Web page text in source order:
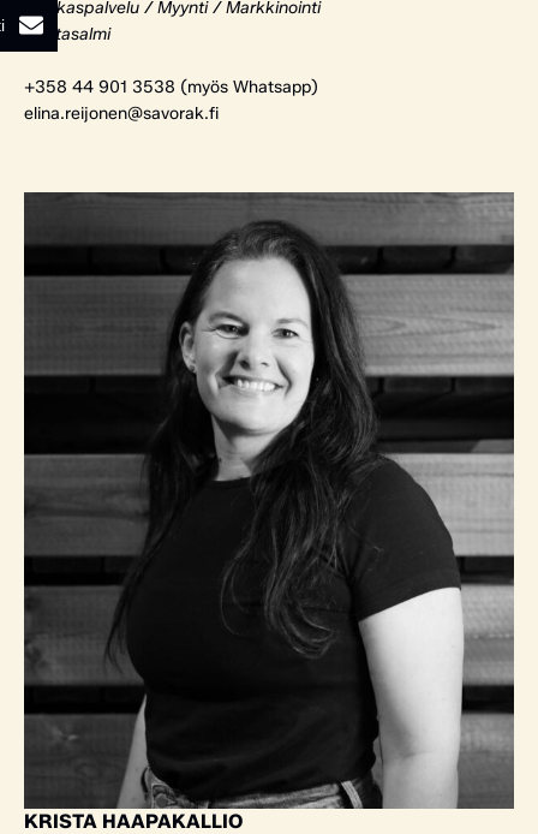
Asiakaspalvelu / Myynti / Markkinointi
Rantasalmi
+358 44 901 3538 (myös Whatsapp)
elina.reijonen@savorak.fi
KRISTA HAAPAKALLIO